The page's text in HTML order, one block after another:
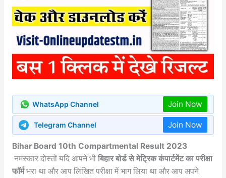
WhatsApp Channel Join Now
Telegram Channel Join Now
Bihar Board 10th Compartmental Result 2023
नमस्कार दोस्तों यदि आपने भी बिहार बोर्ड से मेट्रिक कंपार्टमेंट का परीक्षा
फॉर्मभरा था और आप लिखित परीक्षा में भाग लिया था और आप अपने